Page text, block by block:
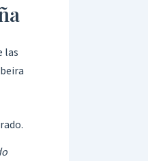
las